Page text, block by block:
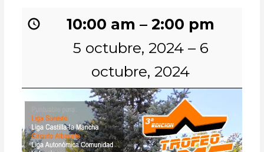
10:00 am – 2:00 pm
5 octubre, 2024 – 6
octubre, 2024